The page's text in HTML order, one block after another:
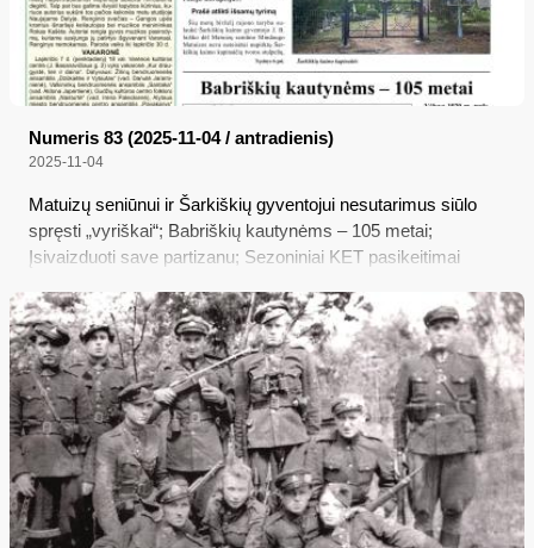
Numeris 83 (2025-11-04 / antradienis)
2025-11-04
Matuizų seniūnui ir Šarkiškių gyventojui nesutarimus siūlo
spręsti „vyriškai“; Babriškių kautynėms – 105 metai;
Įsivaizduoti save partizanu; Sezoniniai KET pasikeitimai
prasideda žieminių padangų sezonas; Žemės mokestį reikia
sumokėti iki lapkričio 17 d.; Čia teatras išlieka gyvas